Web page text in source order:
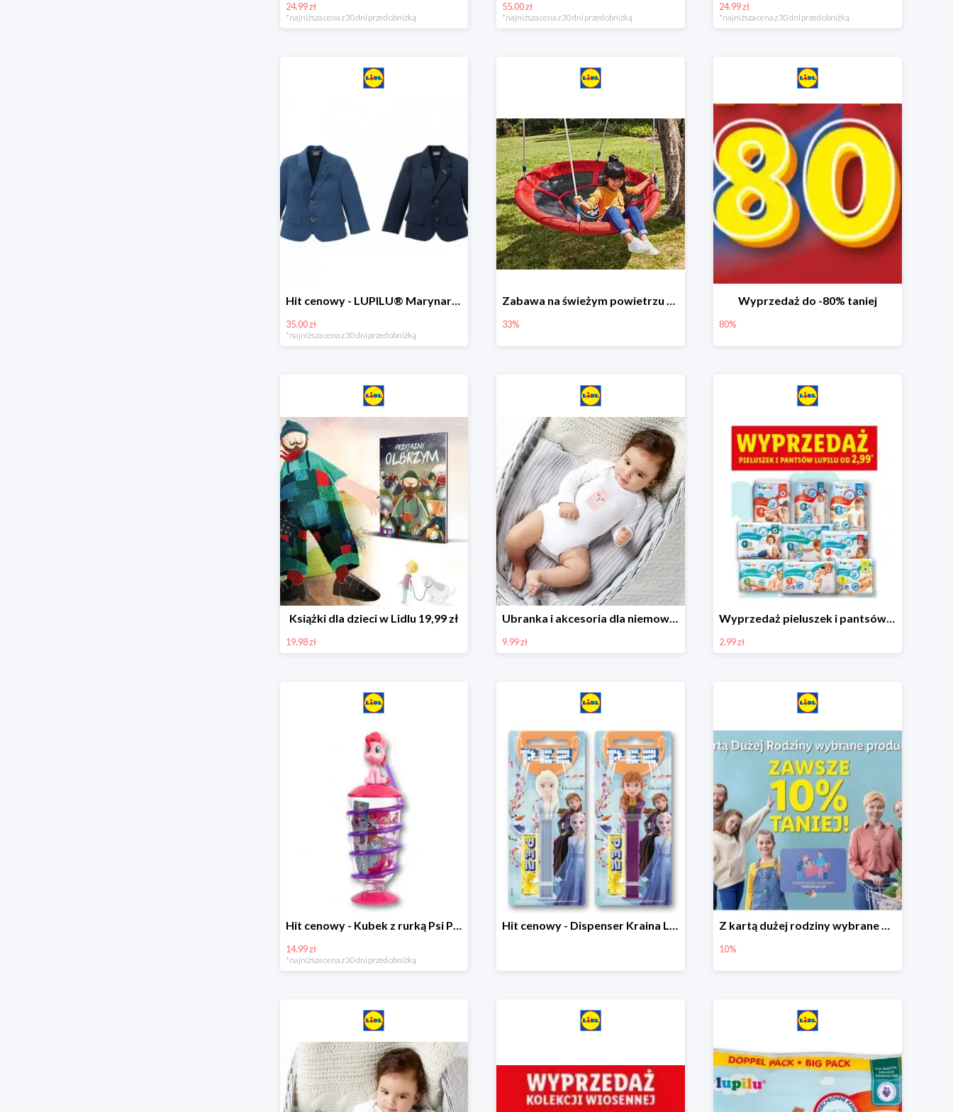
24.99 zł
*najniższa cena z 30 dni przed obniżką
55.00 zł
*najniższa cena z 30 dni przed obniżką
24.99 zł
*najniższa cena z 30 dni przed obniżką
Hit cenowy - LUPILU® Marynarka chłopięca
35.00 zł
*najniższa cena z 30 dni przed obniżką
Zabawa na świeżym powietrzu w Lidlu do -33%
33%
Wyprzedaż do -80% taniej
80%
Książki dla dzieci w Lidlu 19,99 zł
19.98 zł
Ubranka i akcesoria dla niemowląt w Lidlu od 9,99 zł
9.99 zł
Wyprzedaż pieluszek i pantsów LUPILU od 2,99 zł
2.99 zł
Hit cenowy - Kubek z rurką Psi Patrol, PONY, Minionki, Peppa
14.99 zł
*najniższa cena z 30 dni przed obniżką
Hit cenowy - Dispenser Kraina Lodu Z kartą dużej rodziny wybrane produkty w Lidlu -10%
10%